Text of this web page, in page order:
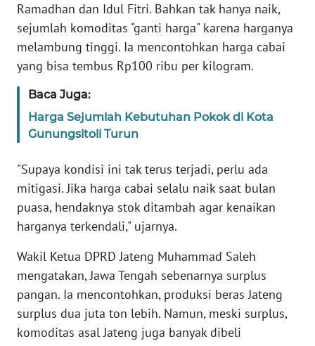
Ramadhan dan Idul Fitri. Bahkan tak hanya naik,
sejumlah komoditas "ganti harga" karena harganya
melambung tinggi. Ia mencontohkan harga cabai
yang bisa tembus Rp100 ribu per kilogram.
Baca Juga:
Harga Sejumlah Kebutuhan Pokok di Kota
Gunungsitoli Turun
"Supaya kondisi ini tak terus terjadi, perlu ada
mitigasi. Jika harga cabai selalu naik saat bulan
puasa, hendaknya stok ditambah agar kenaikan
harganya terkendali," ujarnya.
Wakil Ketua DPRD Jateng Muhammad Saleh
mengatakan, Jawa Tengah sebenarnya surplus
pangan. Ia mencontohkan, produksi beras Jateng
surplus dua juta ton lebih. Namun, meski surplus,
komoditas asal Jateng juga banyak dibeli
WN
NTT
WN
KEPRI
WN
PAPUA
PAPUA
BARAT
WN
WN
SERAMBI
WN